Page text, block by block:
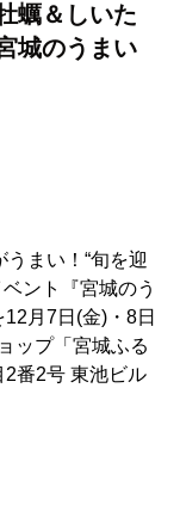
蠣＆しいた
城のうまい
まい！“旬を迎
ント『宮城のう
月7日(金)・8日
ップ「宮城ふる
2番2号 東池ビル